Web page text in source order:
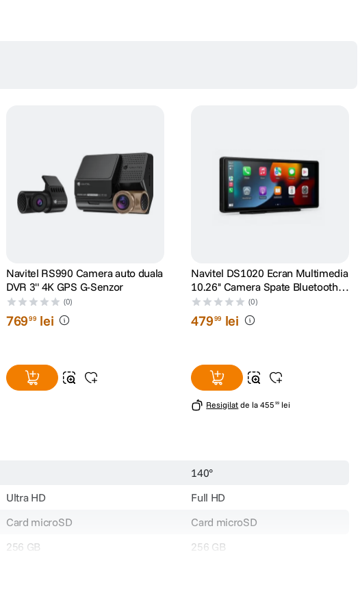
Bateria nu poate fi utilizata pentru a inlocui alimentarea prin cablul de alimentare
Navitel RS990 Camera auto duala
DVR 3" 4K GPS G-Senzor
(0)
76999 lei
Navitel DS1020 Ecran Multimedia
10.26'' Camera Spate Bluetooth
Wi-Fi Negru (0)
47999 lei
Resigilat de la 455 99 lei
140°
Ultra HD
Full HD
Card microSD
Card microSD
256 GB 256 GB